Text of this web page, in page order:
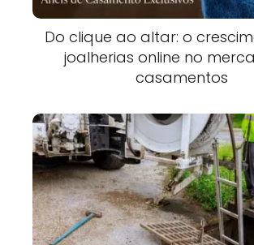
Do clique ao altar: o
joalherias online no
casamentos